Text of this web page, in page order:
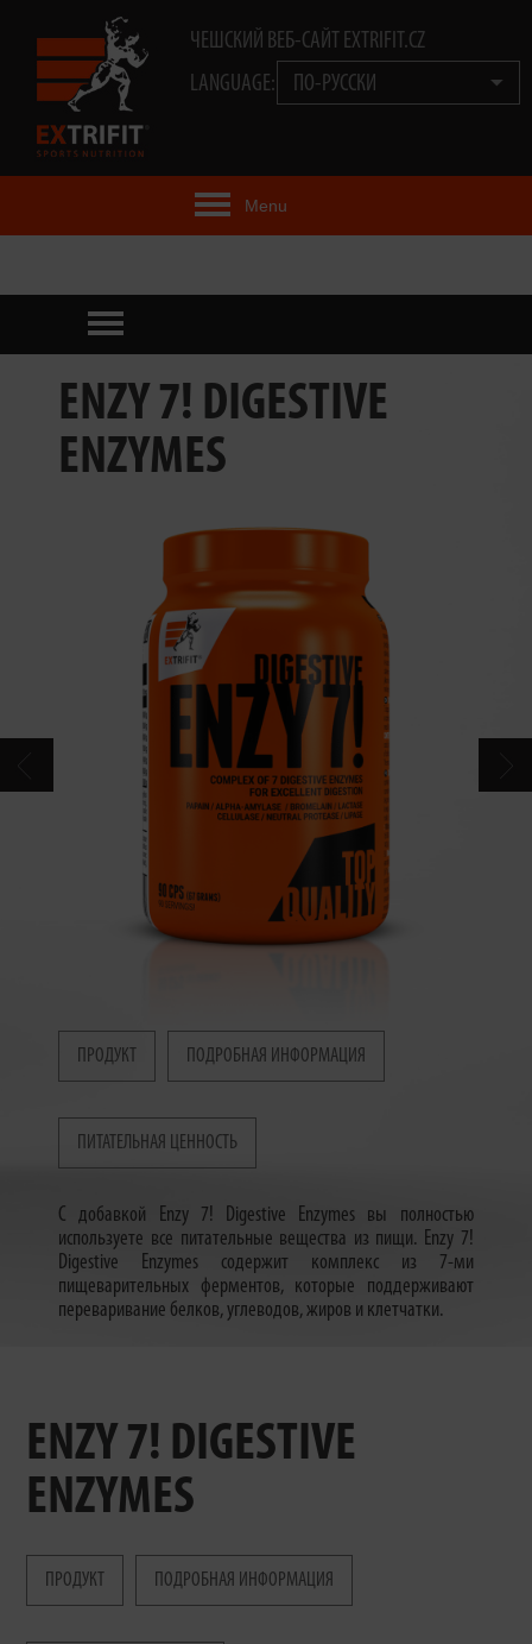
ЧЕШСКИЙ ВЕБ-САЙТ EXTRIFIT.CZ
LANGUAGE:
ПО-РУССКИ
Menu
ПРОДУКТЫ
ТЕХНОЛОГИЯ
EXTRIFIT® КОМАНДА
ENZY 7! DIGESTIVE
ENZYMES
ПРОДУКТ ПОДРОБНАЯ ИНФОРМАЦИЯ
ПИТАТЕЛЬНАЯ ЦЕННОСТЬ
С добавкой Enzy 7! Digestive Enzymes вы полностью
используете все питательные вещества из пищи. Enzy 7!
Digestive Enzymes содержит комплекс из 7-ми
пищеварительных ферментов, которые поддерживают
переваривание белков, углеводов, жиров и клетчатки.
ENZY 7! DIGESTIVE
ENZYMES
ПРОДУКТ ПОДРОБНАЯ ИНФОРМАЦИЯ